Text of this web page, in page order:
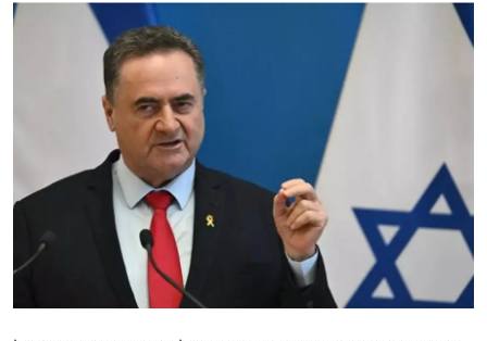
İletişim
Türkçe Kurdi